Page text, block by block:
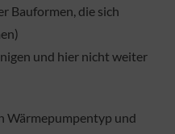
Bauformen, die sich
und hier nicht weiter
Wärmepumpentyp und